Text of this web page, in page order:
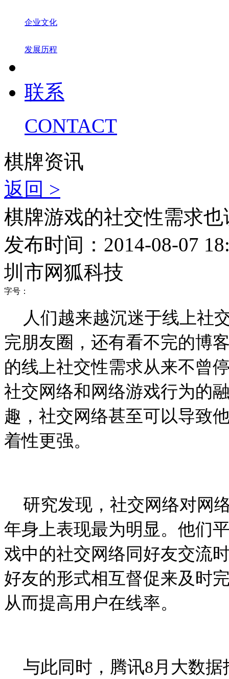
企业文化
发展历程
联系
CONTACT
棋牌资讯
返回 >
棋牌游戏的社交性需求
发布时间：2014-08-07
圳市网狐科技
字号：
人们越来越沉迷于线上社
完朋友圈，还有看不完的博
的线上社交性需求从来不曾
社交网络和网络游戏行为的
趣，社交网络甚至可以导致
着性更强。
研究发现，社交网络对网
年身上表现最为明显。他们
戏中的社交网络同好友交流
好友的形式相互督促来及时
从而提高用户在线率。
与此同时，腾讯8月大数